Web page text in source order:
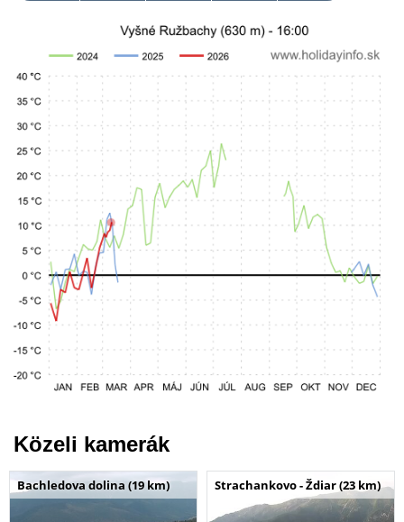
Közeli kamerák
Bachledova dolina (19 km) Strachankovo - Ždiar (23 km)